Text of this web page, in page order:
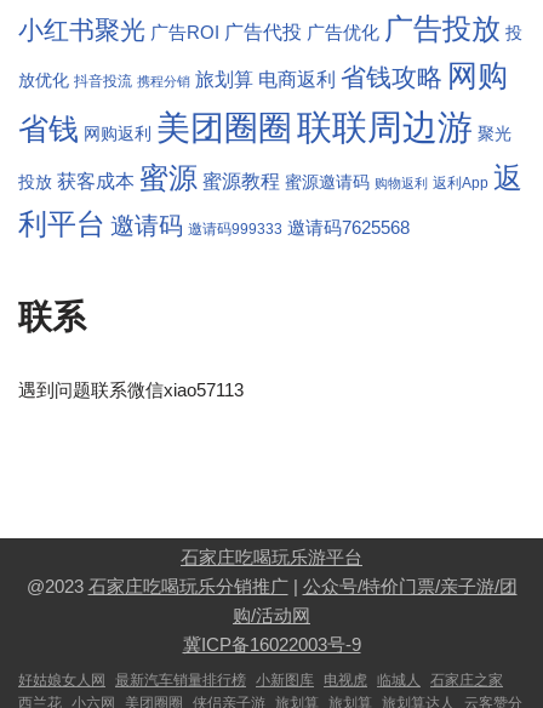
小红书聚光 广告ROI 广告代投 广告优化 广告投放 投
放优化 抖音投流 携程分销 旅划算 电商返利 省钱攻略 网购
省钱 网购返利 美团圈圈 联联周边游 聚光
投放 获客成本 蜜源 蜜源教程 蜜源邀请码 购物返利 返利App 返
利平台 邀请码 邀请码999333 邀请码7625568
联系
遇到问题联系微信xiao57113
石家庄吃喝玩乐游平台
@2023 石家庄吃喝玩乐分销推广| 公众号/特价门票/亲子游/团
购/活动网
冀ICP备16022003号-9
好姑娘女人网 最新汽车销量排行榜 小新图库 电视虎 临城人
石家庄之家
西兰花 小六网 美团圈圈 侠侣亲子游 旅划算 旅划算 旅划算达人 云客赞分